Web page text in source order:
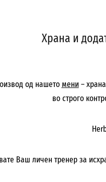
Храна и
од нашетомени–
во строго
Ваш личен тренер за